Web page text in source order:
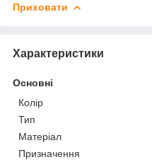
Приховати
Характеристики
Основні
Колір
Тип
Матеріал
Призначення